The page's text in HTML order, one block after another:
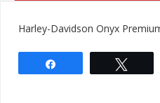
Harley-Davidson Onyx